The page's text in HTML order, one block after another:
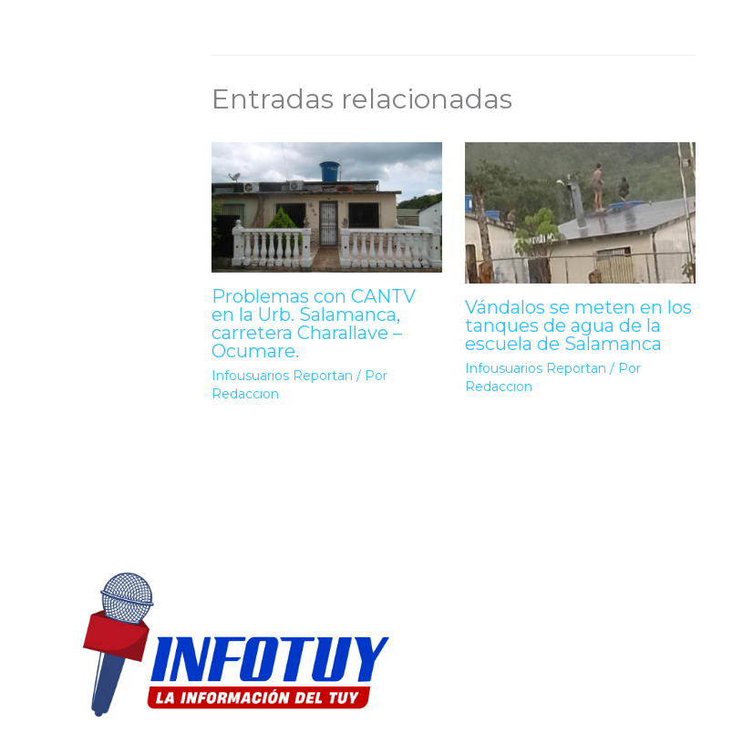
Entradas relacionadas
Problemas con CANTV
en la Urb. Salamanca,
carretera Charallave –
Ocumare.
Infousuarios Reportan / Por
Redaccion
Vándalos se meten en los
tanques de agua de la
escuela de Salamanca
Infousuarios Reportan / Por
Redaccion